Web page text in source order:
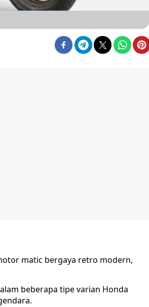
matic bergaya retro modern,
beberapa tipe varian Honda